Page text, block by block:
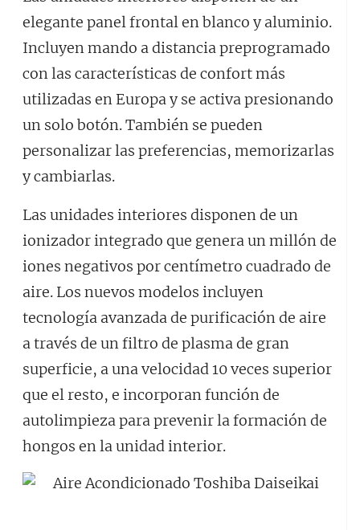
elegante panel frontal en blanco y aluminio.
Incluyen mando a distancia preprogramado
con las características de confort más
utilizadas en Europa y se activa presionando
un solo botón. También se pueden
personalizar las preferencias, memorizarlas
y cambiarlas.
Las unidades interiores disponen de un
ionizador integrado que genera un millón de
iones negativos por centímetro cuadrado de
aire. Los nuevos modelos incluyen
tecnología avanzada de purificación de aire
a través de un filtro de plasma de gran
superficie, a una velocidad 10 veces superior
que el resto, e incorporan función de
autolimpieza para prevenir la formación de
hongos en la unidad interior.